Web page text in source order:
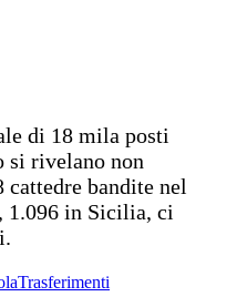
di 18 mila posti
si rivelano non
bandite nel
1.096 in Sicilia, ci
Trasferimenti